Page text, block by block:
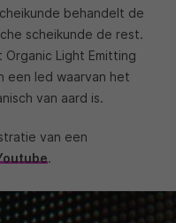
behandelt de
scheikunde de rest.
Light Emitting
een led waarvan het
van aard is.
van een
.